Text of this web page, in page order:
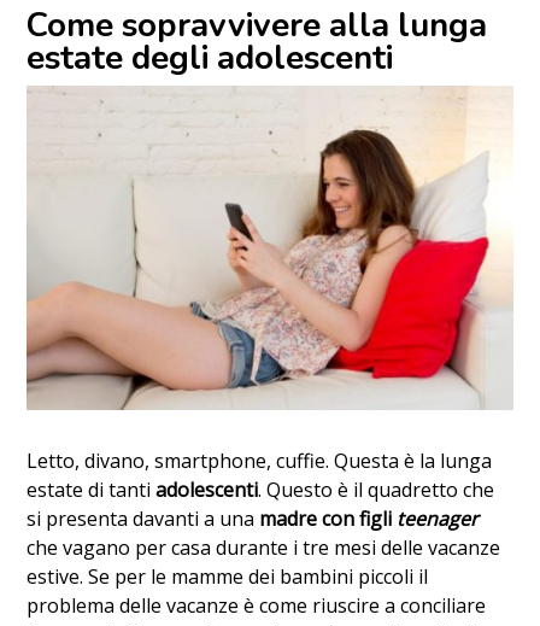
Come sopravvivere alla lunga
estate degli adolescenti
Letto, divano, smartphone, cuffie. Questa è la lunga
estate di tantiadolescenti. Questo è il quadretto che
si presenta davanti a una madre con figli teenager
che vagano per casa durante i tre mesi delle vacanze
estive. Se per le mamme dei bambini piccoli il
problema delle vacanze è come riuscire a conciliare